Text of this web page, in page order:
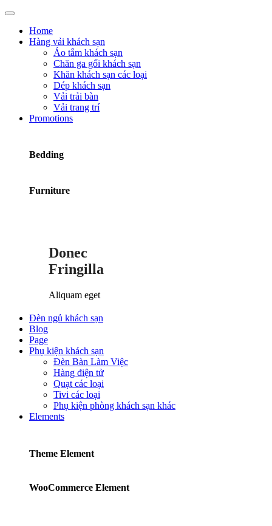
Home
Hàng vải khách sạn
Áo tắm khách sạn
Chăn ga gối khách sạn
Khăn khách sạn các loại
Dép khách sạn
Vải trải bàn
Vải trang trí
Promotions
Bedding
Furniture
Donec
Fringilla
Aliquam eget
Đèn ngủ khách sạn
Blog
Page
Phụ kiện khách sạn
Đèn Bàn Làm Việc
Hàng điện tử
Quạt các loại
Tivi các loại
Phụ kiện phòng khách sạn khác
Elements
Theme Element
WooCommerce Element